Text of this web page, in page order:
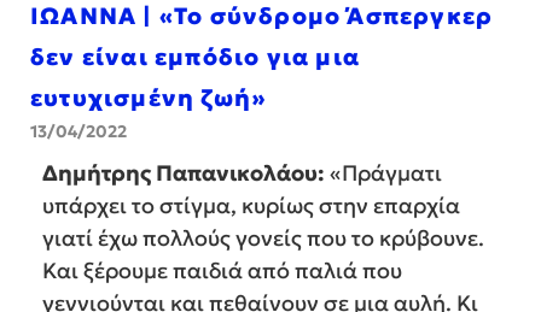
ΙΩΑΝΝΑ | «Το σύνδρομο Άσπεργκερ
δεν είναι εμπόδιο για μια
ευτυχισμένη ζωή»
13/04/2022
Δημήτρης Παπανικολάου: «Πράγματι
υπάρχει το στίγμα, κυρίως στην επαρχία
γιατί έχω πολλούς γονείς που το κρύβουνε.
Και ξέρουμε παιδιά από παλιά που
γεννιούνται και πεθαίνουν σε μια αυλή. Κι